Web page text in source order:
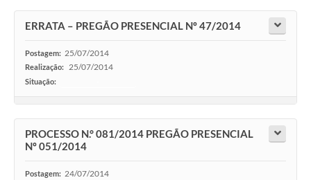
ERRATA – PREGÃO PRESENCIAL Nº 47/2014
Postagem: 25/07/2014
Realização: 25/07/2014
Situação:
PROCESSO N.° 081/2014 PREGÃO PRESENCIAL
Nº 051/2014
Postagem: 24/07/2014